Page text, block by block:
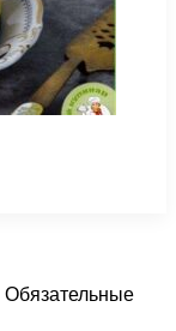
Обязательные